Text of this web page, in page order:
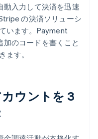
入力して決済を迅速
の決済ソリューシ
います。Payment
のコードを書くこと
ます。
ウントを 3